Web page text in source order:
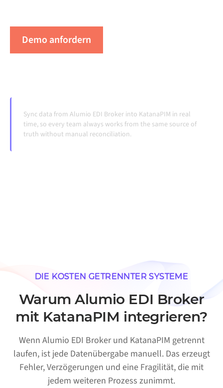
Demo anfordern
Sync data from Alumio EDI Broker into KatanaPIM in real
time, so every team always works from the same source of
truth without manual reconciliation.
DIE KOSTEN GETRENNTER SYSTEME
Warum Alumio EDI Broker
mit KatanaPIM integrieren?
Wenn Alumio EDI Broker und KatanaPIM getrennt
laufen, ist jede Datenübergabe manuell. Das erzeugt
Fehler, Verzögerungen und eine Fragilität, die mit
jedem weiteren Prozess zunimmt.